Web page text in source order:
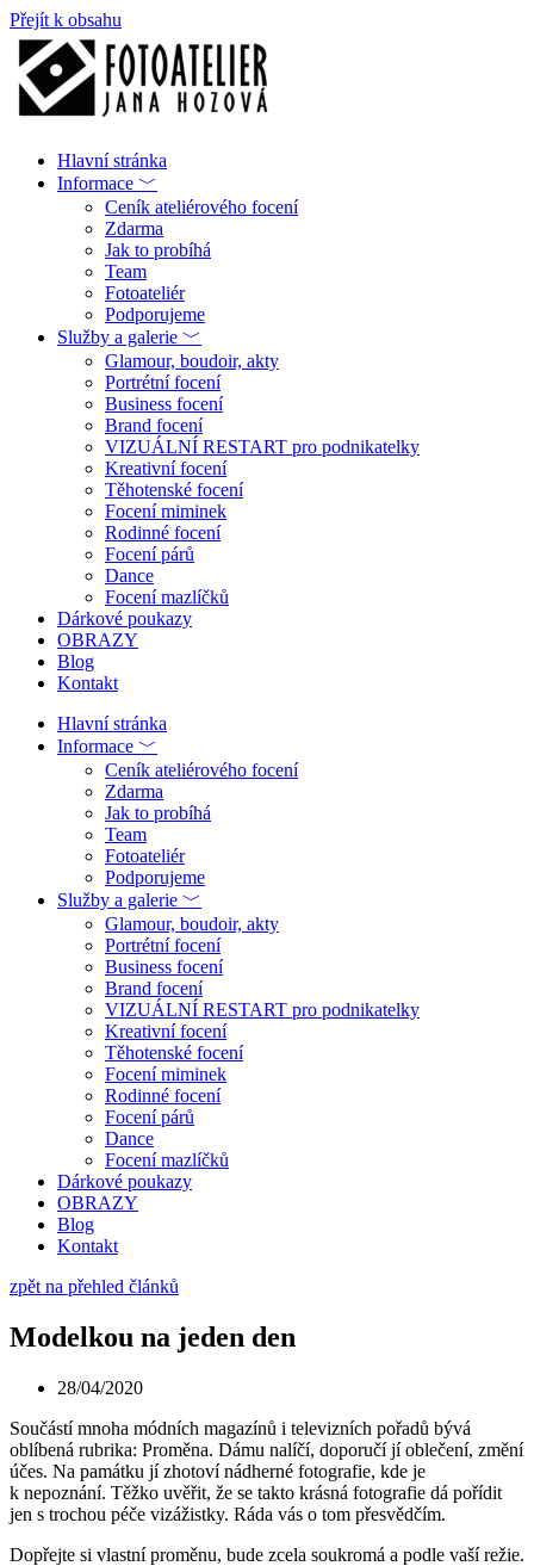
Přejít k obsahu
Hlavní stránka
Informace ﹀
Ceník ateliérového focení
Zdarma
Jak to probíhá
Team
Fotoateliér
Podporujeme
Služby a galerie ﹀
Glamour, boudoir, akty
Portrétní focení
Business focení
Brand focení
VIZUÁLNÍ RESTART pro podnikatelky
Kreativní focení
Těhotenské focení
Focení miminek
Rodinné focení
Focení párů
Dance
Focení mazlíčků
Dárkové poukazy
OBRAZY
Blog
Kontakt
Hlavní stránka
Informace ﹀
Ceník ateliérového focení
Zdarma
Jak to probíhá
Team
Fotoateliér
Podporujeme
Služby a galerie ﹀
Glamour, boudoir, akty
Portrétní focení
Business focení
Brand focení
VIZUÁLNÍ RESTART pro podnikatelky
Kreativní focení
Těhotenské focení
Focení miminek
Rodinné focení
Focení párů
Dance
Focení mazlíčků
Dárkové poukazy
OBRAZY
Blog
Kontakt
zpět na přehled článků
Modelkou na jeden den
28/04/2020
Součástí mnoha módních magazínů i televizních pořadů bývá
oblíbená rubrika: Proměna. Dámu nalíčí, doporučí jí oblečení, změní
účes. Na památku jí zhotoví nádherné fotografie, kde je
k nepoznání. Těžko uvěřit, že se takto krásná fotografie dá pořídit
jen s trochou péče vizážistky. Ráda vás o tom přesvědčím.
Dopřejte si vlastní proměnu, bude zcela soukromá a podle vaší režie.